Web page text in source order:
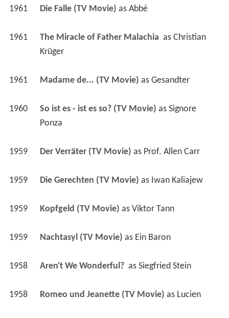
1961 Die Falle (TV Movie) as Abbé
1961 The Miracle of Father Malachia as Christian
Krüger
1961 Madame de... (TV Movie) as Gesandter
1960 So ist es - ist es so? (TV Movie) as Signore
Ponza
1959 Der Verräter (TV Movie) as Prof. Allen Carr
1959 Die Gerechten (TV Movie) as Iwan Kaliajew
1959 Kopfgeld (TV Movie) as Viktor Tann
1959 Nachtasyl (TV Movie) as Ein Baron
1958 Aren't We Wonderful? as Siegfried Stein
1958 Romeo und Jeanette (TV Movie) as Lucien